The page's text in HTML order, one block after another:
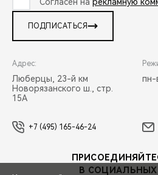
ПОДПИСАТЬСЯ
Адрес:
Люберцы, 23-й км
Новорязанского ш., стр.
15А
пн-
+7 (495) 165-46-24
В СОЦИАЛЬНЫХ